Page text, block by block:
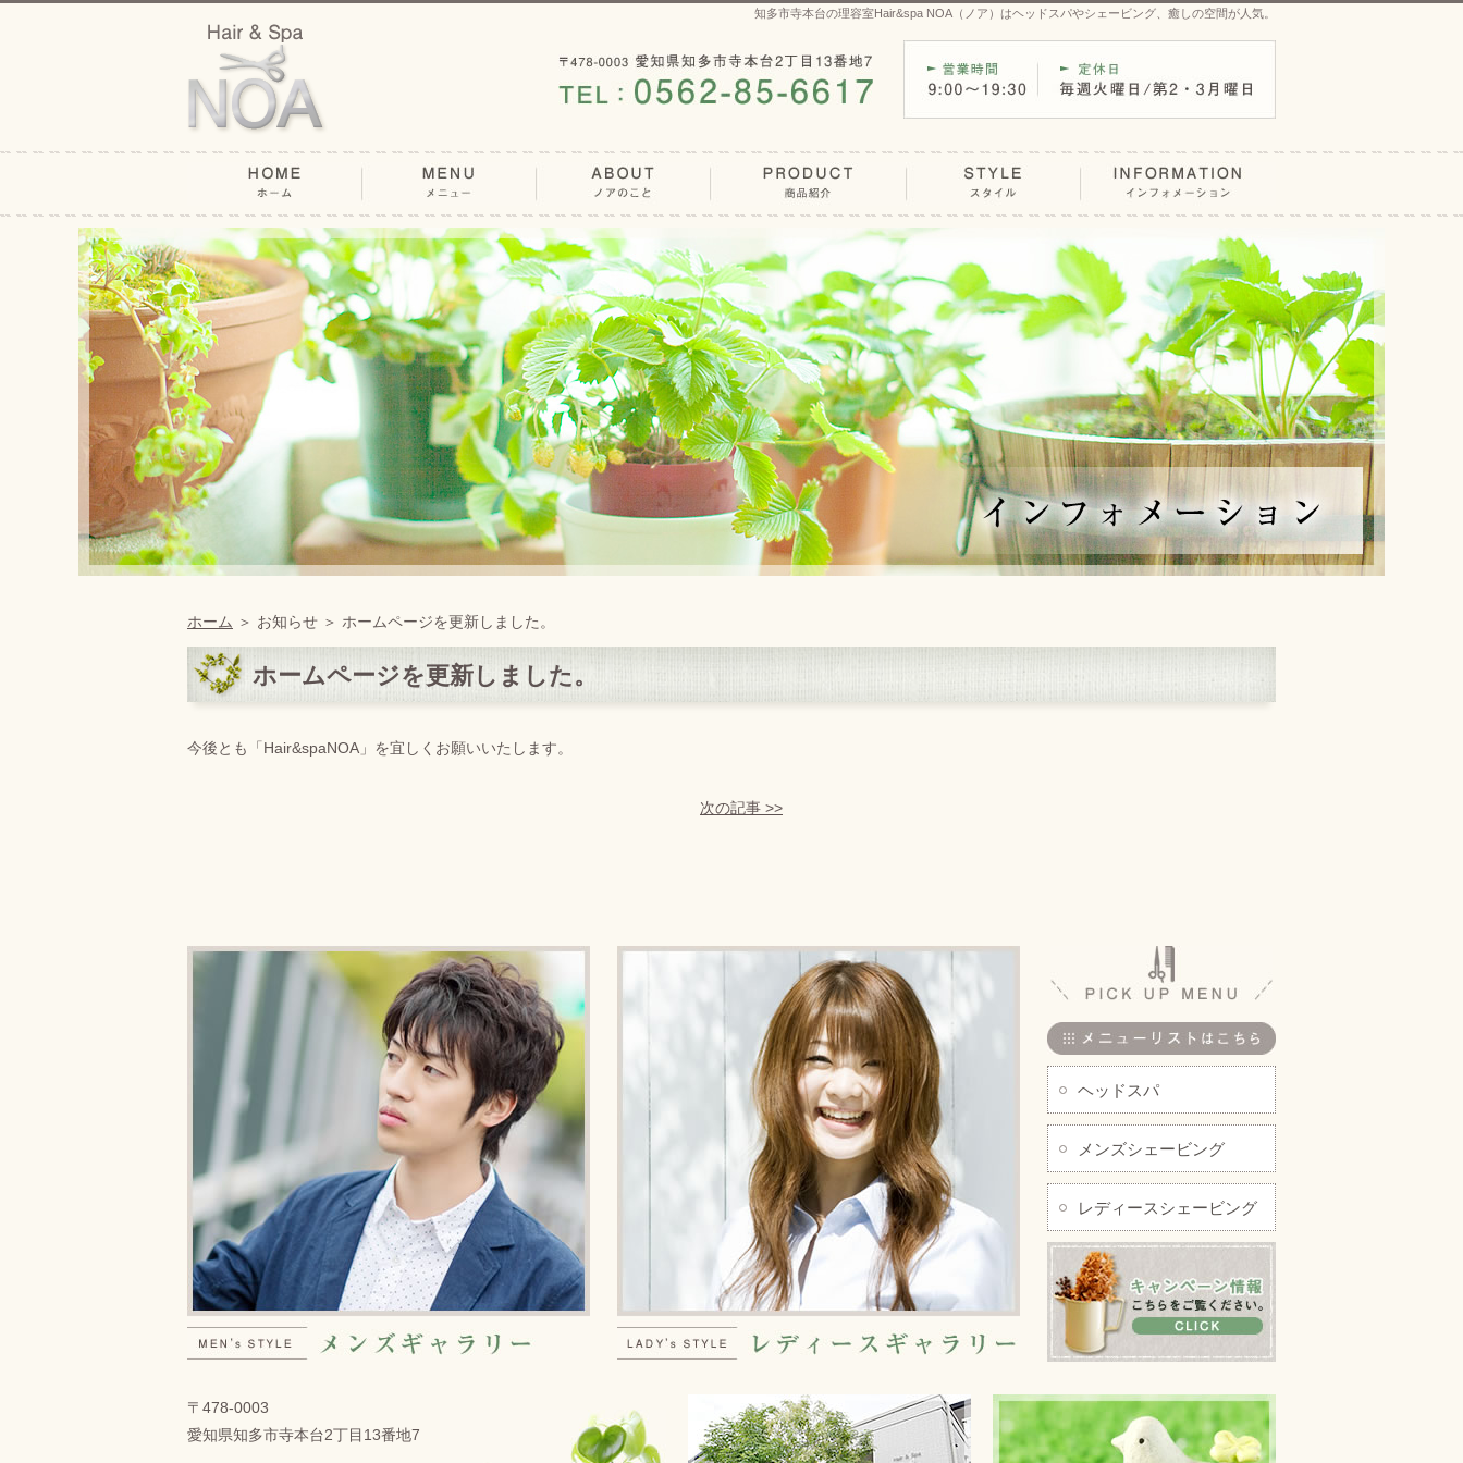
知多市寺本台の理容室Hair&spa NOA（ノア）はヘッドスパやシェービング、癒しの空間が人気。
ホーム ＞ お知らせ ＞ ホームページを更新しました。
ホームページを更新しました。
今後とも「Hair&spaNOA」を宜しくお願いいたします。
次の記事 >>
ヘッドスパ
メンズシェービング
レディースシェービング
〒478-0003
愛知県知多市寺本台2丁目13番地7